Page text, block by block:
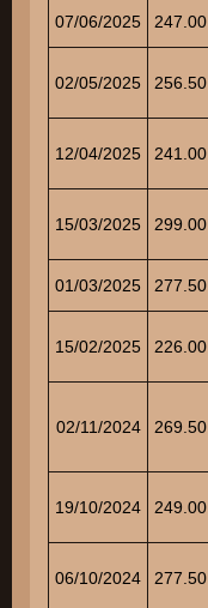
07/06/2025 247.00
02/05/2025 256.50
12/04/2025 241.00
15/03/2025 299.00
01/03/2025 277.50
15/02/2025 226.00
02/11/2024 269.50
19/10/2024 249.00
06/10/2024 277.50